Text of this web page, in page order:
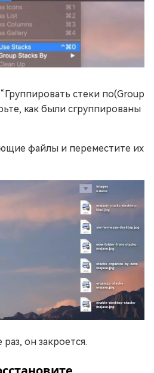
стеки по(Group
как были сгруппированы
файлы и переместите их
он закроется.